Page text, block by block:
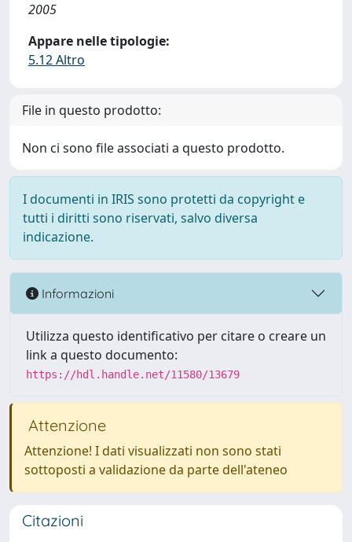
2005
Appare nelle tipologie:
5.12 Altro
File in questo prodotto:
Non ci sono file associati a questo prodotto.
I documenti in IRIS sono protetti da copyright e
tutti i diritti sono riservati, salvo diversa
indicazione.
Informazioni
Utilizza questo identificativo per citare o creare un
link a questo documento:
https://hdl.handle.net/11580/13679
Attenzione
Attenzione! I dati visualizzati non sono stati
sottoposti a validazione da parte dell'ateneo
Citazioni